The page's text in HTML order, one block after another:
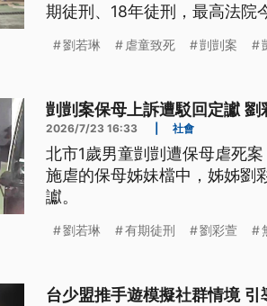
期徒刑、18年徒刑，最高法院
劉若琳 虐童致死 剴剴案
剴剴案保母上訴遭駁回定讞
2026/7/23 16:33 社會
北市1歲男童剴剴遭保母虐死
施虐的保母姊妹檔中，姊姊劉
讞。
劉若琳 有期徒刑 劉彩萱
台少盟推手遊模擬社群情境